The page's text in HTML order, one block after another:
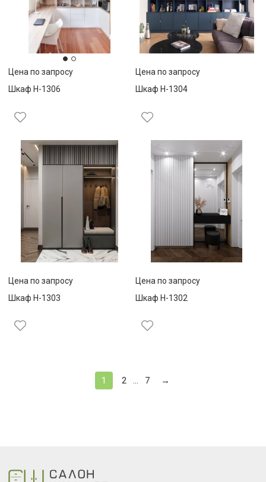
Цена по запросу
Шкаф Н-1306
Цена по запросу
Шкаф Н-1304
Цена по запросу
Шкаф Н-1303
Цена по запросу
Шкаф Н-1302
1 2 7 →